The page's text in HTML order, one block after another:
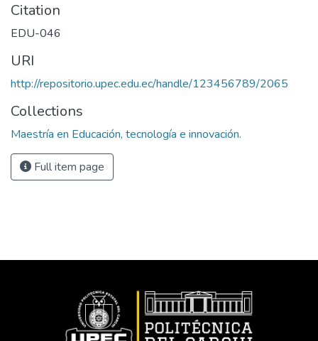
Citation
EDU-046
URI
http://repositorio.upec.edu.ec/handle/123456789/2065
Collections
Maestría en Educación, tecnología e innovación.
Full item page